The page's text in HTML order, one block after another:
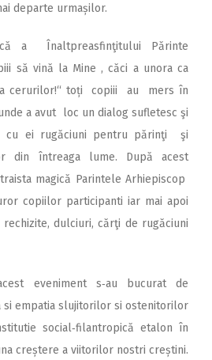
departe urmașilor.
a Înaltpreasfinţitului Părinte
să vină la Mine , căci a unora ca
cerurilor!“ toți copiii au mers în
a avut loc un dialog sufletesc şi
cu ei rugăciuni pentru părinţi şi
din întreaga lume. După acest
magică Parintele Arhiepiscop
copiilor participanti iar mai apoi
dulciuri, cărţi de rugăciuni
eveniment s‑au bucurat de
si empatia slujitorilor si ostenitorilor
social‑filantropică etalon în
creștere a viitorilor nostri creștini.